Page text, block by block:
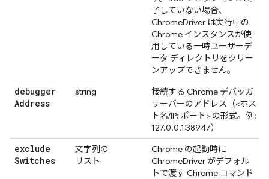
了していない場合、
ChromeDriver は実行中の
Chrome インスタンスが使
用している一時ユーザーデ
ータ ディレクトリをクリー
ンアップできません。
debugger
Address
string
接続する Chrome デバッガ
サーバーのアドレス（<ホス
ト名/IP: ポート> の形式。例:
127.0.0.1:38947）
exclude
Switches
文字列の
リスト
Chrome の起動時に
ChromeDriver がデフォル
トで渡す Chrome コマンド